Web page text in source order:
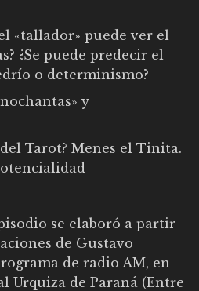
«tallador» puede ver el
¿Se puede predecir el
o determinismo?
y
Tarot? Menes el Tinita.
se elaboró a partir
de Gustavo
de radio AM, en
Urquiza de Paraná (Entre